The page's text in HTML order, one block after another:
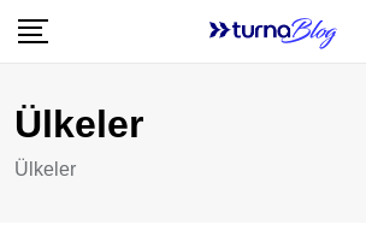
Skip
Ülkeler
Ülkeler